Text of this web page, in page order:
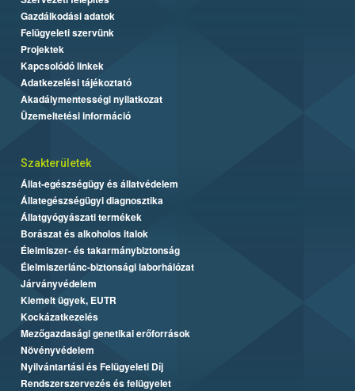
Gazdálkodási adatok
Felügyeleti szervünk
Projektek
Kapcsolódó linkek
Adatkezelési tájékoztató
Akadálymentességi nyilatkozat
Üzemeltetési információ
Szakterületek
Állat-egészségügy és állatvédelem
Állategészségügyi diagnosztika
Állatgyógyászati termékek
Borászat és alkoholos italok
Élelmiszer- és takarmánybiztonság
Élelmiszerlánc-biztonsági laborhálózat
Járványvédelem
Kiemelt ügyek, EUTR
Kockázatkezelés
Mezőgazdasági genetikai erőforrások
Növényvédelem
Nyilvántartási és Felügyeleti Díj
Rendszerszervezés és felügyelet